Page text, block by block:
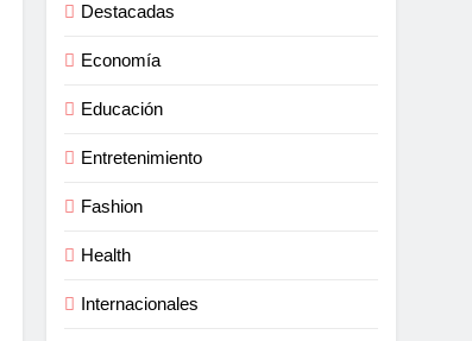
Destacadas
Economía
Educación
Entretenimiento
Fashion
Health
Internacionales